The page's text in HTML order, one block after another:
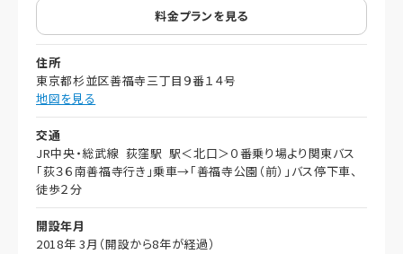
料金プランを見る
住所
東京都杉並区善福寺三丁目９番１４号
地図を見る
交通
JR中央・総武線 荻窪駅 駅＜北口＞０番乗り場より関東バス
「荻３６南善福寺行き」乗車→「善福寺公園（前）」バス停下車、
徒歩２分
開設年月
2018年 3月（開設から8年が経過）